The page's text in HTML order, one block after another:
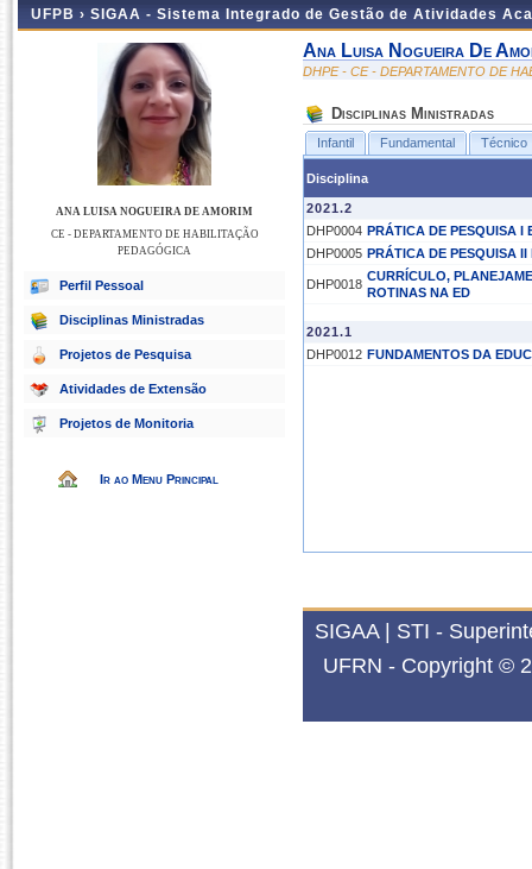
UFPB › SIGAA - Sistema Integrado de Gestão de Atividades
ANA LUISA NOGUEIRA DE AMORIM
CE - DEPARTAMENTO DE HABILITAÇÃO
PEDAGÓGICA
Perfil Pessoal
Disciplinas Ministradas
Projetos de Pesquisa
Atividades de Extensão
Projetos de Monitoria
Ir ao Menu Principal
Ana Luisa Nogueira De
DHPE - CE - DEPARTAMENTO DE
Disciplinas Ministradas
Infantil Fundamental Técnico
Disciplina
2021.2
DHP0004 PRÁTICA DE PESQUISA I
DHP0005 PRÁTICA DE PESQUISA
DHP0018
CURRÍCULO,
ROTINAS NA ED
2021.1
DHP0012 FUNDAMENTOS DA
SIGAA | STI -
UFRN - Copyright ©